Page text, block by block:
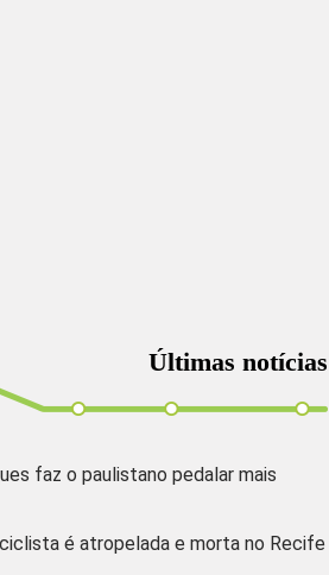
Últimas notícias
faz o paulistano pedalar mais
é atropelada e morta no Recife